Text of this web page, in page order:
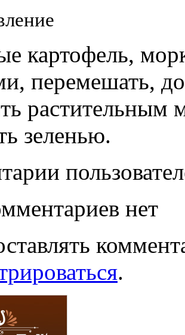
картофель,
перемешать,
растительным
зеленью.
нет
.